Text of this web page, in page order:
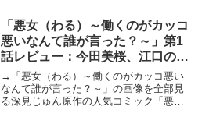
平安貴族・光源氏とこじらせ系OLの藤原
沙織が巻き起こ...
「悪女（わる）～働くのがカッコ
悪いなんて誰が言った？～」第1
話レビュー：今田美桜、江口のり
こ、向井理……魅力的すぎるキャ
ストに期待大（※ストーリーネタ
バレあり）
→「悪女（わる）～働くのがカッコ悪い
なんて誰が言った？～」の画像を全部見
る深見じゅん原作の人気コミック「悪女